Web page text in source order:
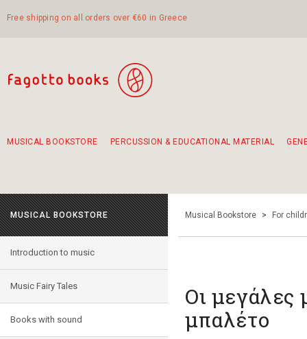
Free shipping on all orders over €60 in Greece
MUSICAL BOOKSTORE PERCUSSION & EDUCATIONAL MATERIAL
MUSICAL BOOKSTORE
Introduction to music
Music Fairy Tales
Books with sound
Musical Bookstore > For
Οι μεγάλες
μπαλέτο